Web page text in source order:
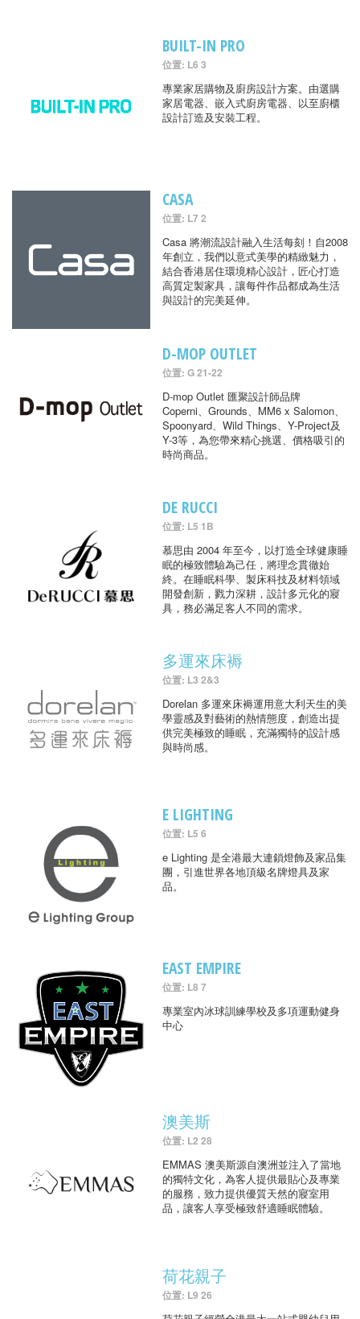
BUILT-IN PRO
位置: L6 3
專業家居購物及廚房設計方案。由選購
家居電器、嵌入式廚房電器、以至廚櫃
設計訂造及安裝工程。
CASA
位置: L7 2
Casa 將潮流設計融入生活每刻！自2008
年創立，我們以意式美學的精緻魅力，
結合香港居住環境精心設計，匠心打造
高質定製家具，讓每件作品都成為生活
與設計的完美延伸。
D-MOP OUTLET
位置: G 21-22
D-mop Outlet 匯聚設計師品牌
Coperni、Grounds、MM6 x Salomon、
Spoonyard、Wild Things、Y-Project及
Y-3等，為您帶來精心挑選、價格吸引的
時尚商品。
DE RUCCI
位置: L5 1B
慕思由 2004 年至今，以打造全球健康睡
眠的極致體驗為己任，將理念貫徹始
終。在睡眠科學、製床科技及材料領域
開發創新，戮力深耕，設計多元化的寢
具，務必滿足客人不同的需求。
多運來床褥
位置: L3 2&3
Dorelan 多運來床褥運用意大利天生的美
學靈感及對藝術的熱情態度，創造出提
供完美極致的睡眠，充滿獨特的設計感
與時尚感。
E LIGHTING
位置: L5 6
e Lighting 是全港最大連鎖燈飾及家品集
團，引進世界各地頂級名牌燈具及家
品。
EAST EMPIRE
位置: L8 7
專業室內冰球訓練學校及多項運動健身
中心
澳美斯
位置: L2 28
EMMAS 澳美斯源自澳洲並注入了當地
的獨特文化，為客人提供最貼心及專業
的服務，致力提供優質天然的寢室用
品，讓客人享受極致舒適睡眠體驗。
荷花親子
位置: L9 26